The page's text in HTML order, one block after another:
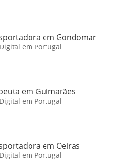
em Gondomar
em Portugal
em Guimarães
em Portugal
em Oeiras
em Portugal